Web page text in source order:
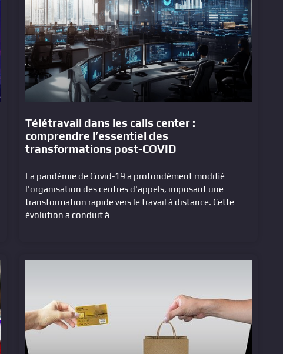
Télétravail dans les calls center :
comprendre l’essentiel des
transformations post-COVID
La pandémie de Covid-19 a profondément modifié
l'organisation des centres d'appels, imposant une
transformation rapide vers le travail à distance. Cette
évolution a conduit à